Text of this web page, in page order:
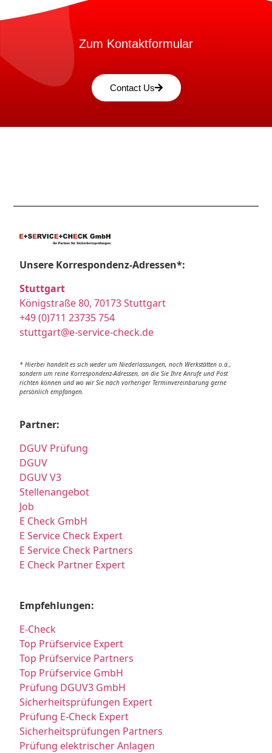
Zum Kontaktformular
Contact Us
Unsere Korrespondenz-Adressen*:
Stuttgart
Königstraße 80, 70173 Stuttgart
+49 (0)711 23735 754
stuttgart@e-service-check.de
* Hierbei handelt es sich weder um Niederlassungen, noch Werkstätten o.ä.,
sondern um reine Korrespondenz-Adressen, an die Sie Ihre Anrufe und Post
richten können und wo wir Sie nach vorheriger Terminvereinbarung gerne
persönlich empfangen.
Partner:
DGUV Prüfung
DGUV
DGUV V3
Stellenangebot
Job
E Check GmbH
E Service Check Expert
E Service Check Partners
E Check Partner Expert
Empfehlungen:
E-Check
Top Prüfservice Expert
Top Prüfservice Partners
Top Prüfservice GmbH
Prüfung DGUV3 GmbH
Sicherheitsprüfungen Expert
Prüfung E-Check Expert
Sicherheitsprüfungen Partners
Prüfung elektrischer Anlagen